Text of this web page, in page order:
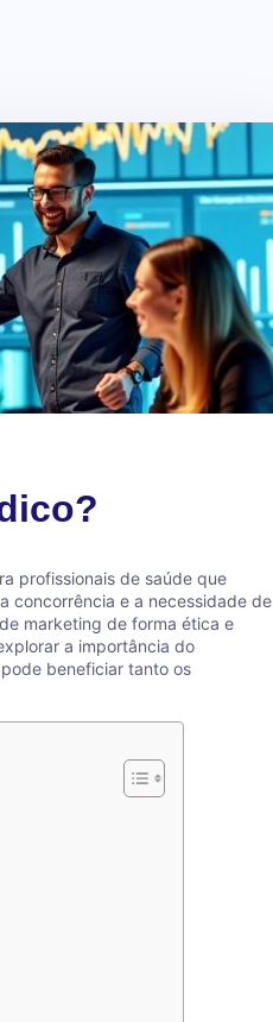
profissionais de saúde que
concorrência e a necessidade de
marketing de forma ética e
a importância do
beneficiar tanto os